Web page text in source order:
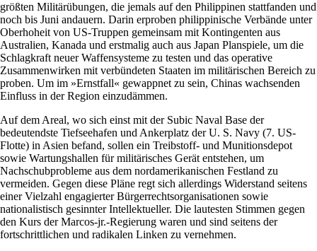
größten Militärübungen, die jemals auf den Philippinen stattfanden und
noch bis Juni andauern. Darin erproben philippinische Verbände unter
Oberhoheit von US-Truppen gemeinsam mit Kontingenten aus
Australien, Kanada und erstmalig auch aus Japan Planspiele, um die
Schlagkraft neuer Waffensysteme zu testen und das operative
Zusammenwirken mit verbündeten Staaten im militärischen Bereich zu
proben. Um im »Ernstfall« gewappnet zu sein, Chinas wachsenden
Einfluss in der Region einzudämmen.
Auf dem Areal, wo sich einst mit der Subic Naval Base der
bedeutendste Tiefseehafen und Ankerplatz der U. S. Navy (7. US-
Flotte) in Asien befand, sollen ein Treibstoff- und Munitionsdepot
sowie Wartungshallen für militärisches Gerät entstehen, um
Nachschubprobleme aus dem nordamerikanischen Festland zu
vermeiden. Gegen diese Pläne regt sich allerdings Widerstand seitens
einer Vielzahl engagierter Bürgerrechtsorganisationen sowie
nationalistisch gesinnter Intellektueller. Die lautesten Stimmen gegen
den Kurs der Marcos-jr.-Regierung waren und sind seitens der
fortschrittlichen und radikalen Linken zu vernehmen.